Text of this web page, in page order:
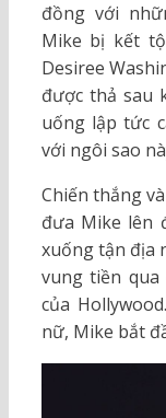
đồng với
Mike bị kết
Desiree
được thả sau
uống lập tức
với ngôi sao
Chiến thắng
đưa Mike lên
xuống tận địa
vung tiền
của
nữ, Mike bắt